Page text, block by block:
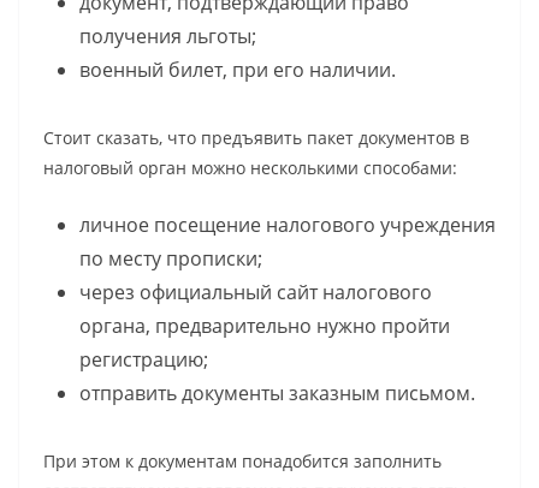
получения льготы;
военный билет, при его наличии.
Стоит сказать, что предъявить пакет документов в
налоговый орган можно несколькими способами:
личное посещение налогового учреждения
по месту прописки;
через официальный сайт налогового
органа, предварительно нужно пройти
регистрацию;
отправить документы заказным письмом.
При этом к документам понадобится заполнить